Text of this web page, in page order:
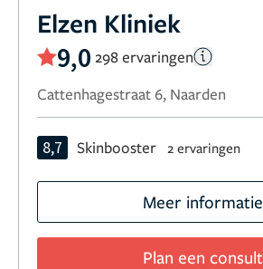
Elzen Kliniek
9,0 298 ervaringen
Cattenhagestraat 6, Naarden
8,7 Skinbooster 2 ervaringen
Meer informatie
Plan een consult